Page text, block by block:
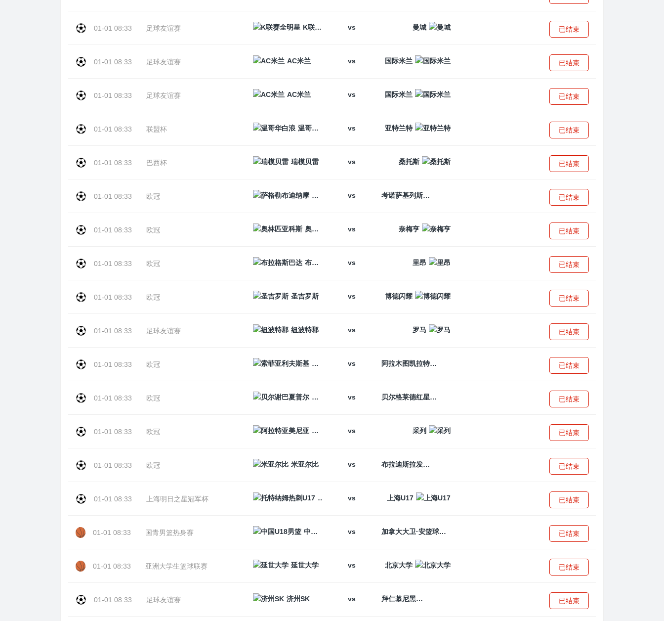
01-01 08:33 足球友谊赛 K联赛全明星 vs 曼城 已结束
01-01 08:33 足球友谊赛 AC米兰 vs 国际米兰 已结束
01-01 08:33 足球友谊赛 AC米兰 vs 国际米兰 已结束
01-01 08:33 联盟杯 温哥华白浪 vs 亚特兰特 已结束
01-01 08:33 巴西杯 瑞模贝雷 vs 桑托斯 已结束
01-01 08:33 欧冠 萨格勒布迪纳摩
vs 考诺萨基列斯 已结束
01-01 08:33 欧冠 奥林匹亚科斯 vs 奈梅亨 已结束
01-01 08:33 欧冠 布拉格斯巴达 vs 里昂 已结束
01-01 08:33 欧冠 圣吉罗斯 vs 博德闪耀 已结束
01-01 08:33 足球友谊赛 纽波特郡 vs 罗马 已结束
01-01 08:33 欧冠 索菲亚利夫斯基
vs 阿拉木图凯拉特 已结束
01-01 08:33 欧冠 贝尔谢巴夏普尔
vs 贝尔格莱德红星 已结束
01-01 08:33 欧冠 阿拉特亚美尼亚
vs 采列 已结束
01-01 08:33 欧冠 米亚尔比 vs 布拉迪斯拉发 已结束
01-01 08:33 上海明日之星冠军杯 托特纳姆热刺U17
vs 上海U17 已结束
01-01 08:33 国青男篮热身赛 中国U18男篮 vs 加拿大大卫·安篮球学院 已结束
01-01 08:33 亚洲大学生篮球联赛 延世大学 vs 北京大学 已结束
01-01 08:33 足球友谊赛 济州SK vs 拜仁慕尼黑 已结束